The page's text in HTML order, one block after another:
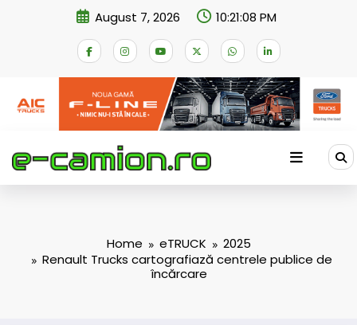
August 7, 2026 10:21:09 PM
Home eTRUCK
2025
Renault Trucks cartografiază centrele publice de
încărcare